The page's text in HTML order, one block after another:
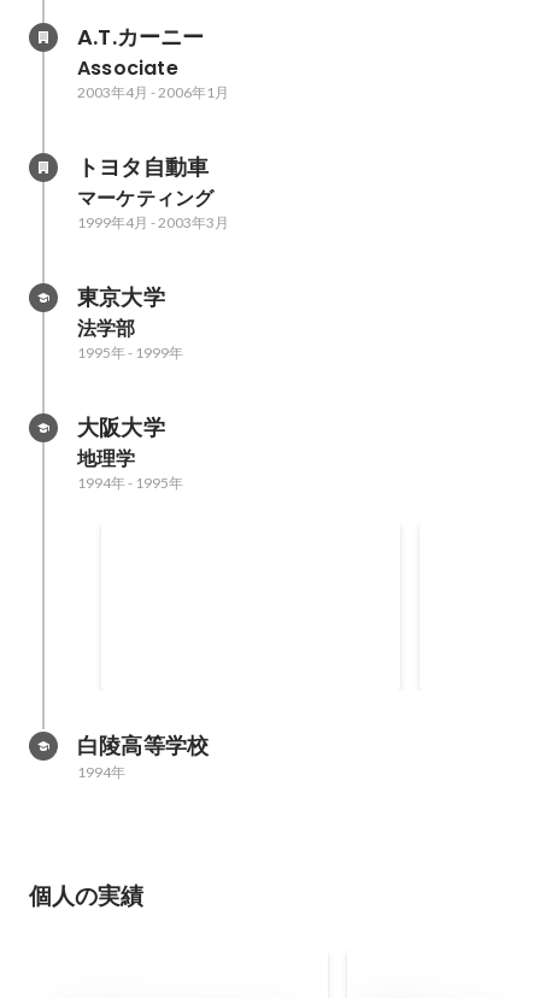
A.T.カーニー
Associate
2003年4月 - 2006年1月
トヨタ自動車
マーケティング
1999年4月 - 2003年3月
東京大学
法学部
1995年- 1999年
大阪大学
地理学
1994年- 1995年
白陵高等学校
1994年
個人の実績